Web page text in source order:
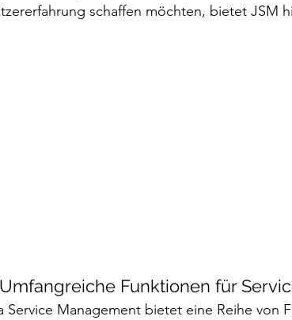
schaffen möchten, bietet JSM
Funktionen für
Service Management bietet eine Reihe von